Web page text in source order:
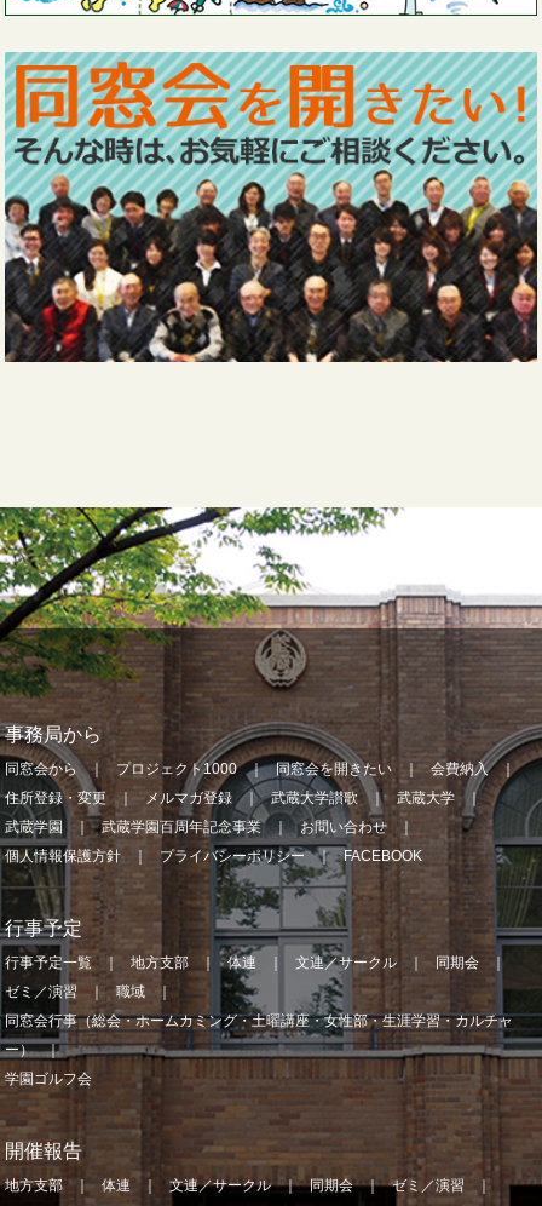
事務局から
同窓会から プロジェクト1000 同窓会を開きたい
会費納入
住所登録・変更
メルマガ登録 武蔵大学讃歌
武蔵大学
武蔵学園
武蔵学園百周年記念事業
お問い合わせ
個人情報保護方針
プライバシーポリシー FACEBOOK
行事予定
行事予定一覧 地方支部 体連 文連／サークル
同期会
ゼミ／演習
職域
同窓会行事（総会・ホームカミング・土曜講座・女性部・生涯学習・カルチャ
ー）
学園ゴルフ会
開催報告
地方支部 体連 文連／サークル 同期会
ゼミ／演習